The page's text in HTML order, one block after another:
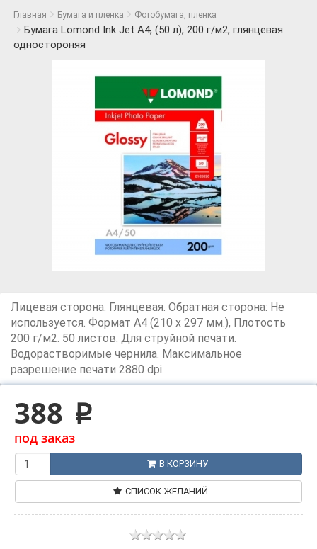
Главная Бумага и пленка Фотобумага, пленка
Бумага Lomond Ink Jet А4, (50 л), 200 г/м2, глянцевая
одностороняя
Лицевая сторона: Глянцевая. Обратная сторона: Не
используется. Формат A4 (210 x 297 мм.), Плотость
200 г/м2. 50 листов. Для струйной печати.
Водорастворимые чернила. Максимальное
разрешение печати 2880 dpi.
388 p
под заказ
В КОРЗИНУ
СПИСОК ЖЕЛАНИЙ